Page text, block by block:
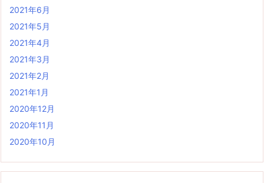
2021年6月
2021年5月
2021年4月
2021年3月
2021年2月
2021年1月
2020年12月
2020年11月
2020年10月